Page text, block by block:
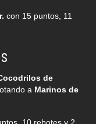
con 15 puntos, 11
de
a Marinos de
10 rebotes y 2